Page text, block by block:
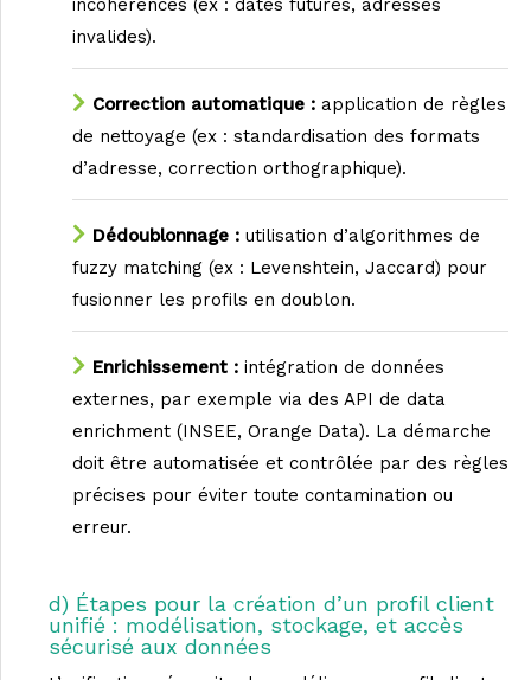
incohérences (ex : dates futures, adresses
invalides).
Correction automatique : application de règles
de nettoyage (ex : standardisation des formats
d’adresse, correction orthographique).
Dédoublonnage : utilisation d’algorithmes de
fuzzy matching (ex : Levenshtein, Jaccard) pour
fusionner les profils en doublon.
Enrichissement : intégration de données
externes, par exemple via des API de data
enrichment (INSEE, Orange Data). La démarche
doit être automatisée et contrôlée par des règles
précises pour éviter toute contamination ou
erreur.
d) Étapes pour la création d’un profil client
unifié : modélisation, stockage, et accès
sécurisé aux données